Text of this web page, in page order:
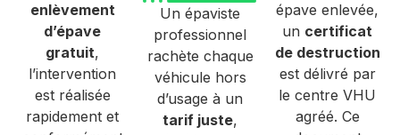
enlèvement
d’épave
gratuit,
l’intervention
est réalisée
rapidement et
Un épaviste
professionnel
rachète chaque
véhicule hors
d’usage à un
tarif juste,
épave enlevée,
un certificat
de destruction
est délivré par
le centre VHU
agréé. Ce